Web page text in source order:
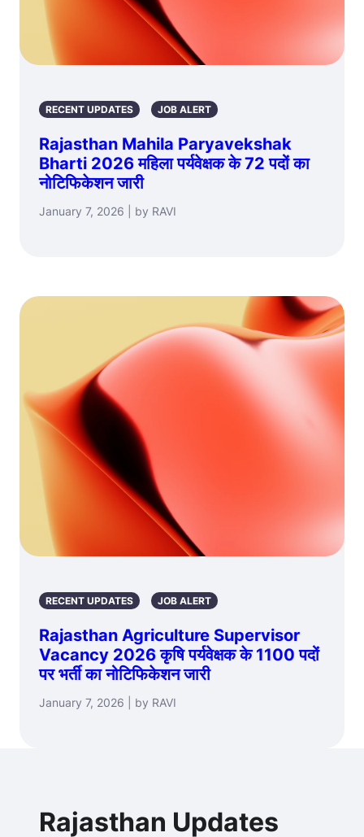
RECENT UPDATES JOB ALERT
Rajasthan Mahila Paryavekshak
Bharti 2026 महिला पर्यवेक्षक के 72 पदों का
नोटिफिकेशन जारी
January 7, 2026 | by RAVI
RECENT UPDATES JOB ALERT
Rajasthan Agriculture Supervisor
Vacancy 2026 कृषि पर्यवेक्षक के 1100 पदों
पर भर्ती का नोटिफिकेशन जारी
January 7, 2026 | by RAVI
Rajasthan Updates